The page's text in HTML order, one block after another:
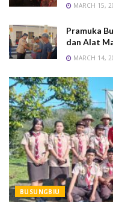
MARCH 15,
Pramuka
dan Alat
MARCH 14,
BUSUNGBIU